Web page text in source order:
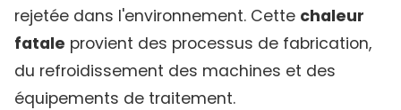
rejetée dans l'environnement. Cette chaleur
fatale provient des processus de fabrication,
du refroidissement des machines et des
équipements de traitement.